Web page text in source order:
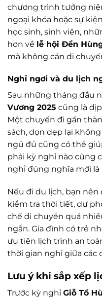
chương trình tưởng
ngoại khóa hoặc sự
học sinh, sinh viên,
hơn về lễ hội Đền
mà không cần di
Nghỉ ngơi và du lịch
Sau những tháng đầu
Vương 2025 cũng là
Một chuyến đi gần
sách, dọn dẹp lại
ngủ đủ cũng có thể
phải kỳ nghỉ nào cũng
nghỉ đúng nghĩa mới
Nếu đi du lịch, bạn
kiểm tra thời tiết, dự
chế di chuyển quá
ngắn. Gia đình có trẻ
ưu tiên lịch trình an
thời gian nghỉ giữa các
Lưu ý khi sắp xếp
Trước kỳ nghỉ Giỗ Tổ